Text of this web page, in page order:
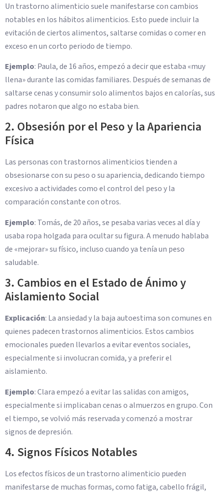
Un trastorno alimenticio suele manifestarse con cambios
notables en los hábitos alimenticios. Esto puede incluir la
evitación de ciertos alimentos, saltarse comidas o comer en
exceso en un corto periodo de tiempo.
Ejemplo: Paula, de 16 años, empezó a decir que estaba «muy
llena» durante las comidas familiares. Después de semanas de
saltarse cenas y consumir solo alimentos bajos en calorías, sus
padres notaron que algo no estaba bien.
2. Obsesión por el Peso y la Apariencia
Física
Las personas con trastornos alimenticios tienden a
obsesionarse con su peso o su apariencia, dedicando tiempo
excesivo a actividades como el control del peso y la
comparación constante con otros.
Ejemplo: Tomás, de 20 años, se pesaba varias veces al día y
usaba ropa holgada para ocultar su figura. A menudo hablaba
de «mejorar» su físico, incluso cuando ya tenía un peso
saludable.
3. Cambios en el Estado de Ánimo y
Aislamiento Social
Explicación: La ansiedad y la baja autoestima son comunes en
quienes padecen trastornos alimenticios. Estos cambios
emocionales pueden llevarlos a evitar eventos sociales,
especialmente si involucran comida, y a preferir el
aislamiento.
Ejemplo: Clara empezó a evitar las salidas con amigos,
especialmente si implicaban cenas o almuerzos en grupo. Con
el tiempo, se volvió más reservada y comenzó a mostrar
signos de depresión.
4. Signos Físicos Notables
Los efectos físicos de un trastorno alimenticio pueden
manifestarse de muchas formas, como fatiga, cabello frágil,